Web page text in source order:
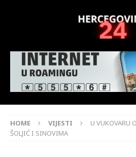
HOME VIJESTI
U VUKOVARU
ŠOLJIĆ I SINOVIMA